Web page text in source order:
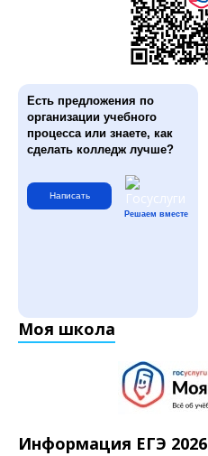
Есть предложения по
организации учебного
процесса или знаете, как
сделать колледж лучше?
Написать
Решаем вместе
Моя школа
Информация ЕГЭ 2026